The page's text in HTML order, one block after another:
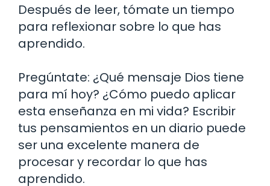
Después de leer, tómate un tiempo
para reflexionar sobre lo que has
aprendido.
Pregúntate: ¿Qué mensaje Dios tiene
para mí hoy? ¿Cómo puedo aplicar
esta enseñanza en mi vida? Escribir
tus pensamientos en un diario puede
ser una excelente manera de
procesar y recordar lo que has
aprendido.